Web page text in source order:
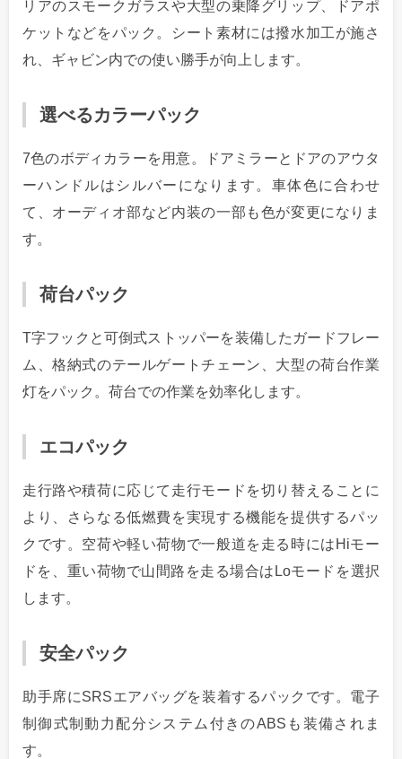
リアのスモークガラスや大型の乗降グリップ、ドアポ
ケットなどをパック。シート素材には撥水加工が施さ
れ、ギャビン内での使い勝手が向上します。
選べるカラーパック
7色のボディカラーを用意。ドアミラーとドアのアウタ
ーハンドルはシルバーになります。車体色に合わせ
て、オーディオ部など内装の一部も色が変更になりま
す。
荷台パック
T字フックと可倒式ストッパーを装備したガードフレー
ム、格納式のテールゲートチェーン、大型の荷台作業
灯をパック。荷台での作業を効率化します。
エコパック
走行路や積荷に応じて走行モードを切り替えることに
より、さらなる低燃費を実現する機能を提供するパッ
クです。空荷や軽い荷物で一般道を走る時にはHiモー
ドを、重い荷物で山間路を走る場合はLoモードを選択
します。
安全パック
助手席にSRSエアバッグを装着するパックです。電子
制御式制動力配分システム付きのABSも装備されま
す。